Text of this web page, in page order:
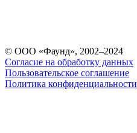
© ООО «Фаунд», 2002–2024
Согласие на обработку данных
Пользовательское соглашение
Политика конфиденциальности